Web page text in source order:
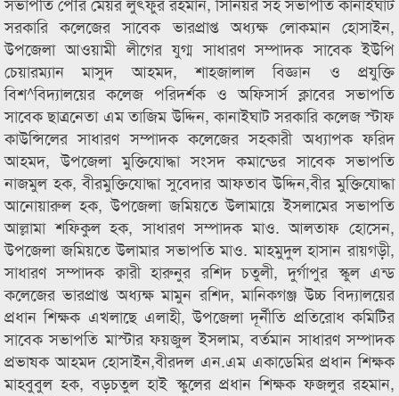
সরকারি কলেজের সাবেক ভারপ্রাপ্ত অধ্যক্ষ লোকমান হোসাইন,
উপজেলা আওয়ামী লীগের যুগ্ম সাধারণ সম্পাদক সাবেক ইউপি
চেয়ারম্যান মাসুদ আহমদ, শাহজালাল বিজ্ঞান ও প্রযুক্তি
বিশ^বিদ্যালয়ের কলেজ পরিদর্শক ও অফিসার্স ক্লাবের সভাপতি
সাবেক ছাত্রনেতা এম তাজিম উদ্দিন, কানাইঘাট সরকারি কলেজ স্টাফ
কাউন্সিলের সাধারণ সম্পাদক কলেজের সহকারী অধ্যাপক ফরিদ
আহমদ, উপজেলা মুক্তিযোদ্ধা সংসদ কমান্ডের সাবেক সভাপতি
নাজমুল হক, বীরমুক্তিযোদ্ধা সুবেদার আফতাব উদ্দিন,বীর মুক্তিযোদ্ধা
আনোয়ারুল হক, উপজেলা জমিয়তে উলামায়ে ইসলামের সভাপতি
আল্লামা শফিকুল হক, সাধারণ সম্পাদক মাও. আলতাফ হোসেন,
উপজেলা জমিয়তে উলামার সভাপতি মাও. মাহমুদুল হাসান রায়গড়ী,
সাধারণ সম্পাদক ক্বারী হারুনুর রশিদ চতুলী, দুর্গাপুর স্কুল এন্ড
কলেজের ভারপ্রাপ্ত অধ্যক্ষ মামুন রশিদ, মানিকগঞ্জ উচ্চ বিদ্যালয়ের
প্রধান শিক্ষক এখলাছে এলাহী, উপজেলা দূর্নীতি প্রতিরোধ কমিটির
সাবেক সভাপতি মাস্টার ফয়জুল ইসলাম, বর্তমান সাধারণ সম্পাদক
প্রভাষক আহমদ হোসাইন,বীরদল এন.এম একাডেমির প্রধান শিক্ষক
মাহবুবুল হক, বড়চতুল হাই স্কুলের প্রধান শিক্ষক ফজলুর রহমান,